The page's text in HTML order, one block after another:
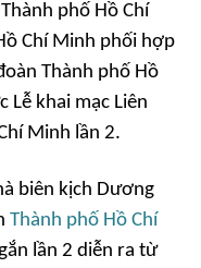
Thành phố Hồ Chí
Chí Minh phối hợp
Thành phố Hồ
Lễ khai mạc Liên
Minh lần 2.
biên kịch Dương
Thành phố Hồ Chí
lần 2 diễn ra từ